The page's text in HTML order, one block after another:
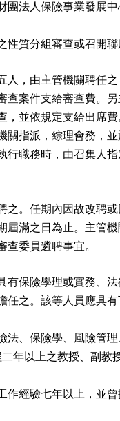
團法人保險事業發展
性質分組審查或召開
人，由主管機關聘任
查案件支給審查費。
，並依規定支給出席
關指派，綜理會務，
行職務時，由召集人
之。任期內因故改聘
屆滿之日為止。主管
查委員遴聘事宜。
有保險學理或實務、
任之。該等人員應具
法、保險學、風險管
二年以上之教授、副教
作經驗七年以上，並